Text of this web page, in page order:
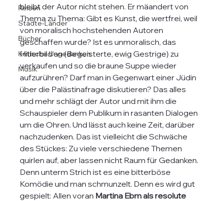
Reisen
Städte-Länder
Bücher
Kritische Ungedanken
Musik
bleibt der Autor nicht stehen. Er mäandert von
Thema zu Thema: Gibt es Kunst, die wertfrei, weil
von moralisch hochstehenden Autoren
geschaffen wurde? Ist es unmoralisch, das
Hitlerbild an (Begeisterte, ewig Gestrige) zu
verkaufen und so die braune Suppe wieder
aufzurühren? Darf man in Gegenwart einer Jüdin
über die Palästinafrage diskutieren? Das alles
und mehr schlägt der Autor und mit ihm die
Schauspieler dem Publikum in rasanten Dialogen
um die Ohren. Und lässt auch keine Zeit, darüber
nachzudenken. Das ist vielleicht die Schwäche
des Stückes: Zu viele verschiedene Themen
quirlen auf, aber lassen nicht Raum für Gedanken.
Denn unterm Strich ist es eine bitterböse
Komödie und man schmunzelt. Denn es wird gut
gespielt: Allen voran Martina Ebm als resolute